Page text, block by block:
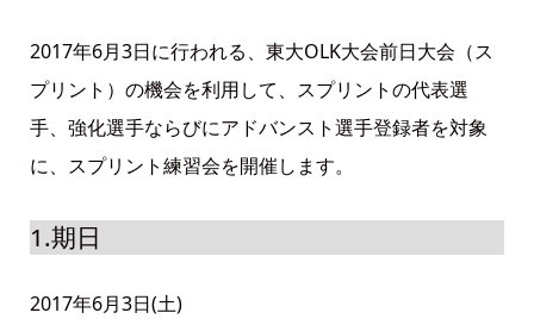
2017年6月3日に行われる、東大OLK大会前日大会（ス
プリント）の機会を利用して、スプリントの代表選
手、強化選手ならびにアドバンスト選手登録者を対象
に、スプリント練習会を開催します。
1.期日
2017年6月3日(土)